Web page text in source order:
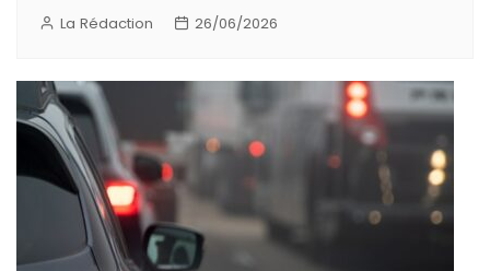
La Rédaction 26/06/2026